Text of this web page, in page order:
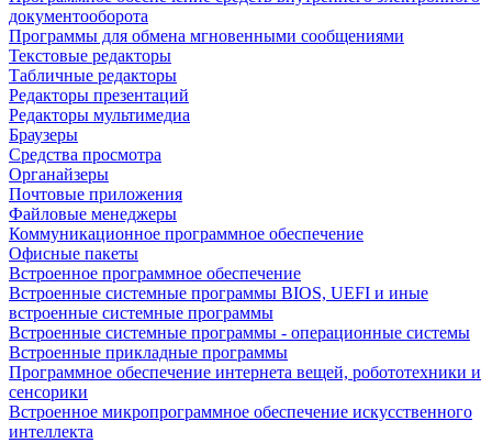
документооборота
Программы для обмена мгновенными сообщениями
Текстовые редакторы
Табличные редакторы
Редакторы презентаций
Редакторы мультимедиа
Браузеры
Средства просмотра
Органайзеры
Почтовые приложения
Файловые менеджеры
Коммуникационное программное обеспечение
Офисные пакеты
Встроенное программное обеспечение
Встроенные системные программы BIOS, UEFI и иные
встроенные системные программы
Встроенные системные программы - операционные системы
Встроенные прикладные программы
Программное обеспечение интернета вещей, робототехники и
сенсорики
Встроенное микропрограммное обеспечение искусственного
интеллекта